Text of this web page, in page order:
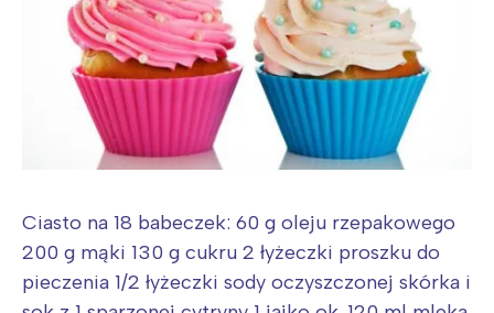
Ciasto na 18 babeczek: 60 g oleju rzepakowego
200 g mąki 130 g cukru 2 łyżeczki proszku do
pieczenia 1/2 łyżeczki sody oczyszczonej skórka i